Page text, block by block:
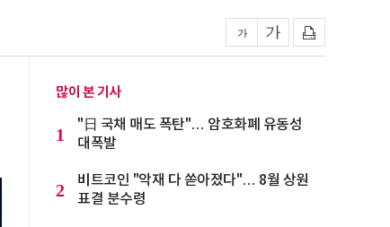
많이 본 기사
1
"日 국채 매도 폭탄"… 암호화폐 유동성
대폭발
2
비트코인 "악재 다 쏟아졌다"… 8월 상원
표결 분수령